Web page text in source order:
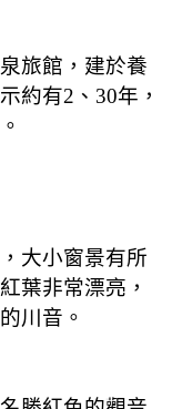
旅館，建於養
約有2、30年，
大小窗景有所
葉非常漂亮，
川音。